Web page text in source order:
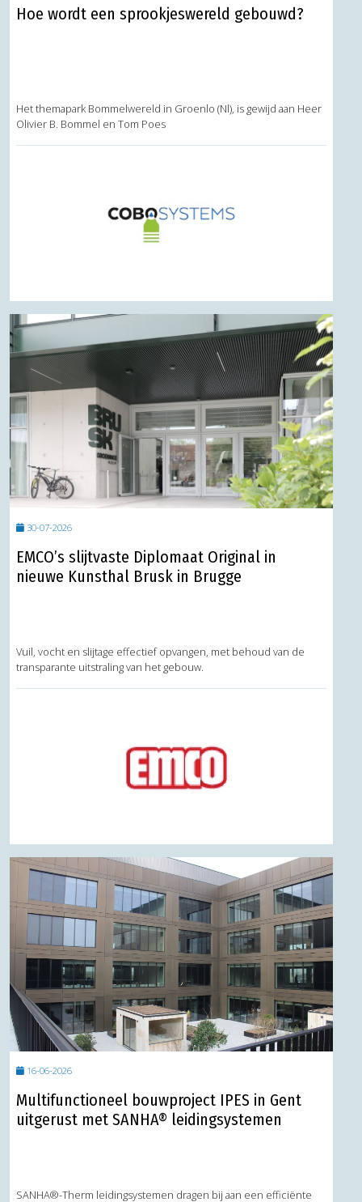
Hoe wordt een sprookjeswereld gebouwd?
Het themapark Bommelwereld in Groenlo (Nl), is gewijd aan Heer
Olivier B. Bommel en Tom Poes
30-07-2026
EMCO’s slijtvaste Diplomaat Original in
nieuwe Kunsthal Brusk in Brugge
Vuil, vocht en slijtage effectief opvangen, met behoud van de
transparante uitstraling van het gebouw.
16-06-2026
Multifunctioneel bouwproject IPES in Gent
uitgerust met SANHA® leidingsystemen
SANHA®-Therm leidingsystemen dragen bij aan een efficiënte